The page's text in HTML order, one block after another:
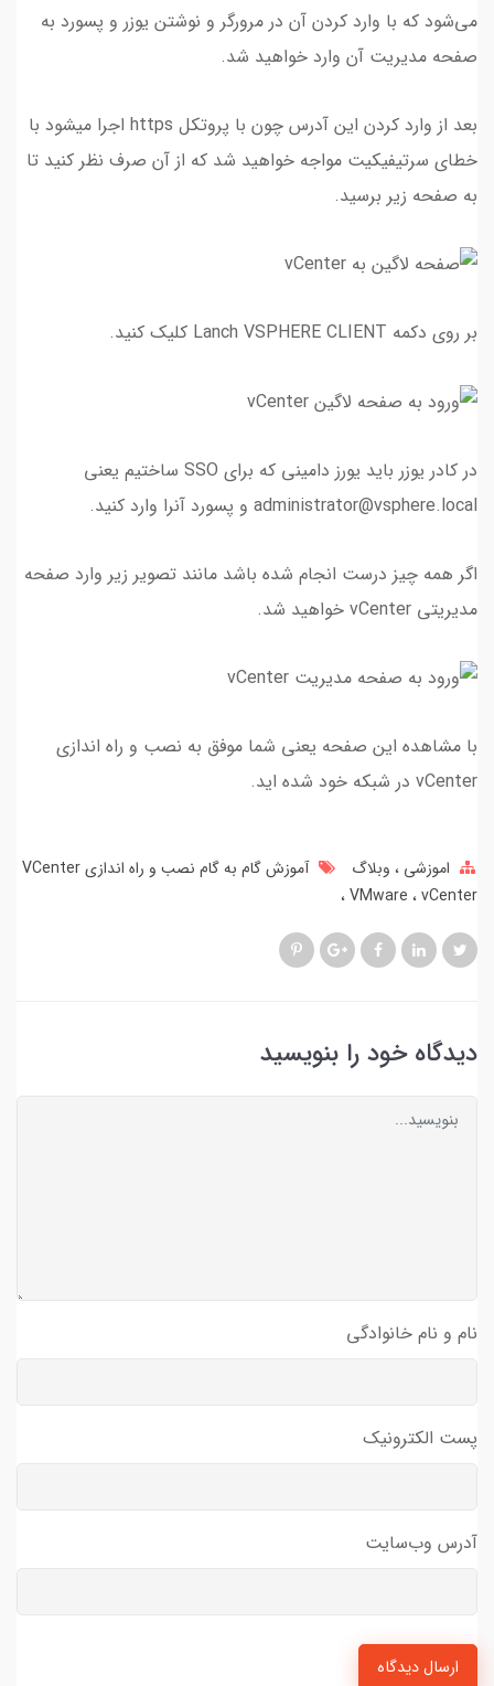
می‌شود که با وارد کردن آن در مرورگر و نوشتن یوزر و پسورد به
صفحه مدیریت آن وارد خواهید شد.
بعد از وارد کردن این آدرس چون با پروتکل https اجرا میشود با
خطای سرتیفیکیت مواجه خواهید شد که از آن صرف نظر کنید تا
به صفحه زیر برسید.
بر روی دکمه Lanch VSPHERE CLIENT کلیک کنید.
در کادر یوزر باید یورز دامینی که برای SSO ساختیم یعنی
administrator@vsphere.local و پسورد آنرا وارد کنید.
اگر همه چیز درست انجام شده باشد مانند تصویر زیر وارد صفحه
مدیریتی vCenter خواهید شد.
با مشاهده این صفحه یعنی شما موفق به نصب و راه اندازی
vCenter در شبکه خود شده اید.
اموزشی وبلاگ
آموزش گام به گام نصب و راه اندازی VCenter
VMware vCenter
دیدگاه خود را بنویسید
نام و نام خانوادگی
پست الکترونیک
آدرس وب‌سایت
ارسال دیدگاه